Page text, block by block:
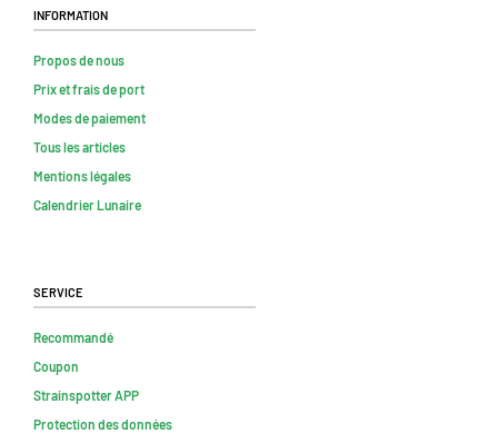
Information
Propos de nous
Prix et frais de port
Modes de paiement
Tous les articles
Mentions légales
Calendrier Lunaire
Service
Recommandé
Coupon
Strainspotter APP
Protection des données